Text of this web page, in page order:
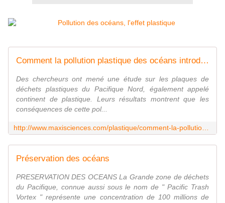
Comment la pollution plastique des océans introduit des toxines dans nos assiettes
Des chercheurs ont mené une étude sur les plaques de
déchets plastiques du Pacifique Nord, également appelé
continent de plastique. Leurs résultats montrent que les
conséquences de cette pol...
Préservation des océans
PRESERVATION DES OCEANS La Grande zone de déchets
du Pacifique, connue aussi sous le nom de " Pacific Trash
Vortex " représente une concentration de 100 millions de